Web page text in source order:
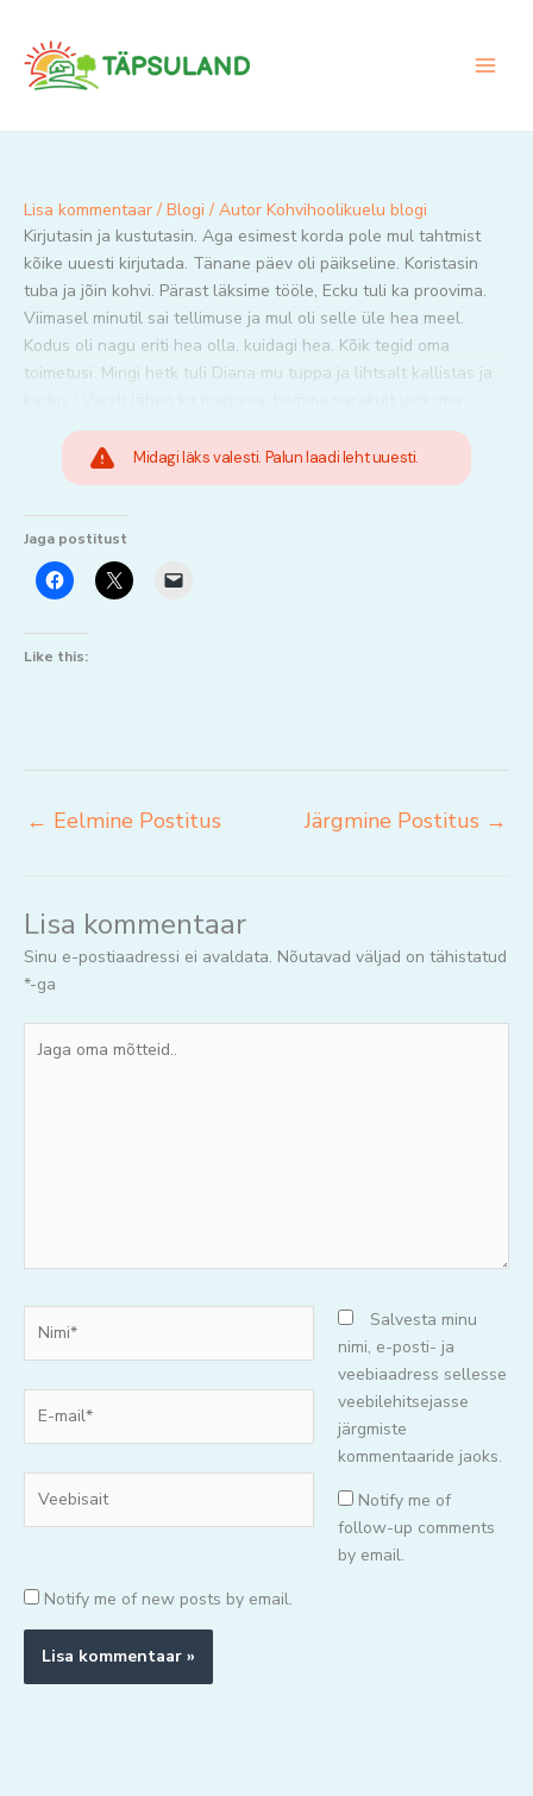
content
Lisa kommentaar / Blogi / Autor Kohvihoolikuelu blogi
Kirjutasin ja kustutasin. Aga esimest korda pole mul tahtmist
kõike uuesti kirjutada. Tänane päev oli päikseline. Koristasin
tuba ja jõin kohvi. Pärast läksime tööle, Ecku tuli ka proovima.
Viimasel minutil sai tellimuse ja mul oli selle üle hea meel.
Kodus oli nagu eriti hea olla, kuidagi hea. Kõik tegid oma
toimetusi. Mingi hetk tuli Diana mu tuppa ja lihtsalt kallistas ja
Midagi läks valesti. Palun laadi leht uuesti.
Jaga postitust
Like this:
← Eelmine Postitus Järgmine Postitus →
Lisa kommentaar
Sinu e-postiaadressi ei avaldata. Nõutavad väljad on tähistatud
*-ga
oma
mail*
Salvesta minu
nimi, e-posti- ja
veebiaadress sellesse
veebilehitsejasse
järgmiste
kommentaaride jaoks.
Notify me of
follow-up comments
by email.
Notify me of new posts by email.